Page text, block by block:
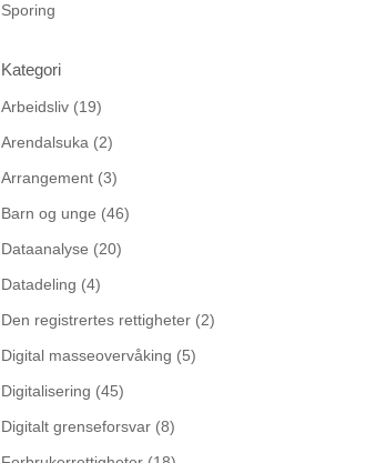
Sporing
Kategori
Arbeidsliv (19)
Arendalsuka (2)
Arrangement (3)
Barn og unge (46)
Dataanalyse (20)
Datadeling (4)
Den registrertes rettigheter (2)
Digital masseovervåking (5)
Digitalisering (45)
Digitalt grenseforsvar (8)